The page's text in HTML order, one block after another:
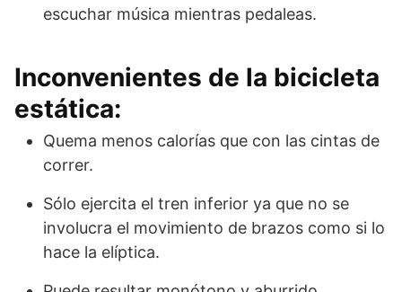
escuchar música mientras pedaleas.
Inconvenientes de la bicicleta
estática:
Quema menos calorías que con las cintas de
correr.
Sólo ejercita el tren inferior ya que no se
involucra el movimiento de brazos como si lo
hace la elíptica.